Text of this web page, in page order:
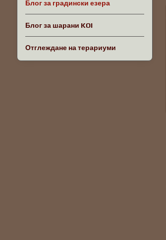
Блог за градински езера
Блог за шарани KOI
Отглеждане на терариуми